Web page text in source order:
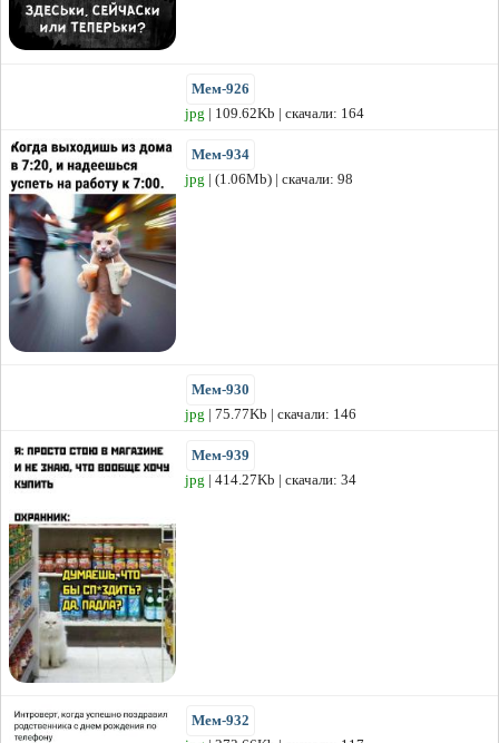
Мем-926
jpg | 109.62Kb | скачали: 164
Мем-934
jpg | (1.06Mb) | скачали: 98
Мем-930
jpg | 75.77Kb | скачали: 146
Мем-939
jpg | 414.27Kb | скачали: 34
Мем-932